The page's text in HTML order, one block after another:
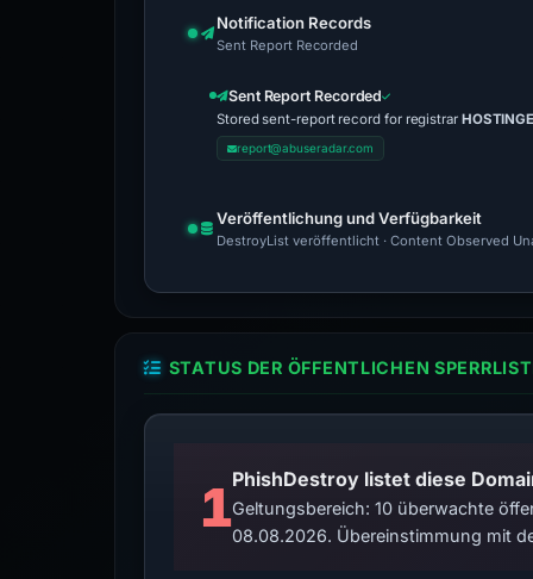
Notification Records
Sent Report Recorded
Sent Report Recorded
Stored sent-report record for registrar
report@abuseradar.com
Veröffentlichung und Verfügbarkeit
DestroyList veröffentlicht · Content Observed
STATUS DER ÖFFENTLICHEN
1PhishDestroy listet diese
Geltungsbereich: 10 überwachte
08.08.2026. Übereinstimmung mit